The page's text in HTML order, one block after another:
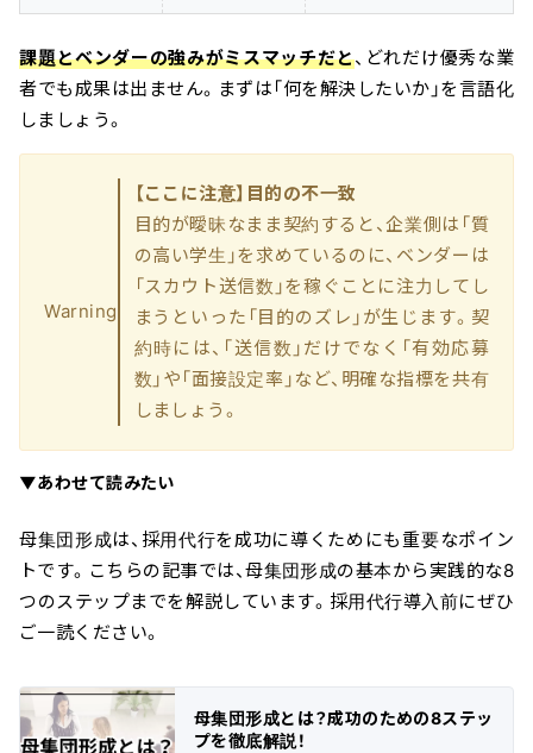
課題とベンダーの強みがミスマッチだと、どれだけ優秀な業
者でも成果は出ません。まずは「何を解決したいか」を言語化
しましょう。
Warning
【ここに注意】目的の不一致
目的が曖昧なまま契約すると、企業側は「質
の高い学生」を求めているのに、ベンダーは
「スカウト送信数」を稼ぐことに注力してし
まうといった「目的のズレ」が生じます。契
約時には、「送信数」だけでなく「有効応募
数」や「面接設定率」など、明確な指標を共有
しましょう。
▼あわせて読みたい
母集団形成は、採用代行を成功に導くためにも重要なポイン
トです。こちらの記事では、母集団形成の基本から実践的な8
つのステップまでを解説しています。採用代行導入前にぜひ
ご一読ください。
母集団形成とは？成功のための8ステッ
プを徹底解説！